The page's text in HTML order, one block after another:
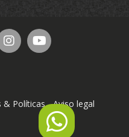
& Políticas-Aviso legal